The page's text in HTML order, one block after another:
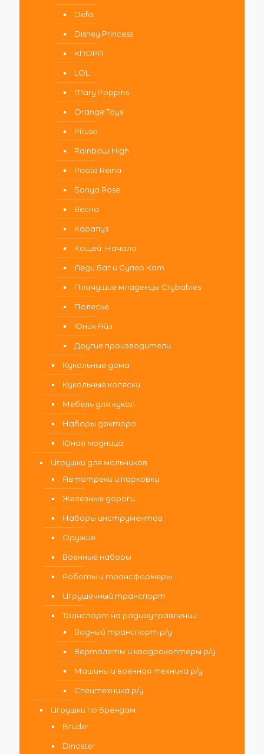
Defa
Disney Princess
KNOPA
LOL
Mary Poppins
Orange Toys
Pituso
Rainbow High
Paola Reina
Sonya Rose
Весна
Карапуз
Кощей. Начало
Леди Баг и Супер Кот
Плачущие младенцы Crybabies
Полесье
Юник Айз
Другие производители
Кукольные дома
Кукольные коляски
Мебель для кукол
Наборы доктора
Юная модница
Игрушки для мальчиков
Автотреки и парковки
Железные дороги
Наборы инструментов
Оружие
Военные наборы
Роботы и трансформеры
Игрушечный транспорт
Транспорт на радиоуправлении
Водный транспорт р/у
Вертолеты и квадрокоптеры р/у
Машины и военная техника р/у
Спецтехника р/у
Игрушки по Брендам
Bruder
Dinoster